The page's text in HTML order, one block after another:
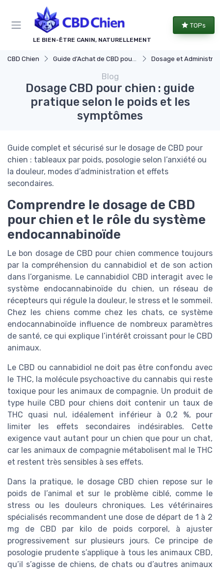
LE BIEN-ÊTRE CANIN, NATURELLEMENT
TOPs
CBD Chien Guide d'Achat de CBD pour Chiens Dosage et Administration pour
Blog
Dosage CBD pour chien : guide
pratique selon le poids et les
symptômes
Guide complet et sécurisé sur le dosage de CBD pour
chien : tableaux par poids, posologie selon l’anxiété ou
la douleur, modes d’administration et effets
secondaires.
Comprendre le dosage de CBD
pour chien et le rôle du système
endocannabinoïde
Le bon dosage de CBD pour chien commence toujours
par la compréhension du cannabidiol et de son action
dans l’organisme. Le cannabidiol CBD interagit avec le
système endocannabinoïde du chien, un réseau de
récepteurs qui régule la douleur, le stress et le sommeil.
Chez les chiens comme chez les chats, ce système
endocannabinoïde influence de nombreux paramètres
de santé, ce qui explique l’intérêt croissant pour le CBD
animaux.
Le CBD ou cannabidiol ne doit pas être confondu avec
le THC, la molécule psychoactive du cannabis qui reste
toxique pour les animaux de compagnie. Un produit de
type huile CBD pour chiens doit contenir un taux de
THC quasi nul, idéalement inférieur à 0,2 %, pour
limiter les effets secondaires indésirables. Cette
exigence vaut autant pour un chien que pour un chat,
car les animaux de compagnie métabolisent mal le THC
et restent très sensibles à ses effets.
Dans la pratique, le dosage CBD chien repose sur le
poids de l’animal et sur le problème ciblé, comme le
stress ou les douleurs chroniques. Les vétérinaires
spécialisés recommandent une dose de départ de 1 à 2
mg de CBD par kilo de poids corporel, à ajuster
progressivement sur plusieurs jours. Ce principe de
posologie prudente s’applique à tous les animaux CBD,
qu’il s’agisse de chiens, de chats ou d’autres animaux
Panneau de gestion des cookies